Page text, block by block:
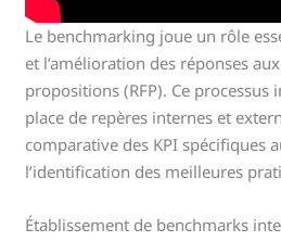
Le benchmarking joue un rôle
et l’amélioration des réponses
propositions (RFP). Ce processus
place de repères internes et
comparative des KPI spécifiques
l’identification des meilleures
Établissement de benchmarks